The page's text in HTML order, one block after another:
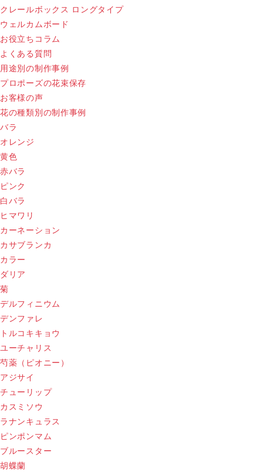
クレールボックス ロングタイプ
ウェルカムボード
お役立ちコラム
よくある質問
用途別の制作事例
プロポーズの花束保存
お客様の声
花の種類別の制作事例
バラ
オレンジ
黄色
赤バラ
ピンク
白バラ
ヒマワリ
カーネーション
カサブランカ
カラー
ダリア
菊
デルフィニウム
デンファレ
トルコキキョウ
ユーチャリス
芍薬（ピオニー）
アジサイ
チューリップ
カスミソウ
ラナンキュラス
ピンポンマム
ブルースター
胡蝶蘭